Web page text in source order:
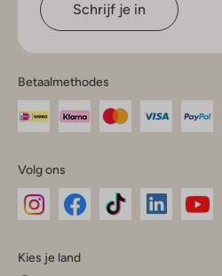
Schrijf je in
Betaalmethodes
Volg ons
InstagramFacebook
Kies je land